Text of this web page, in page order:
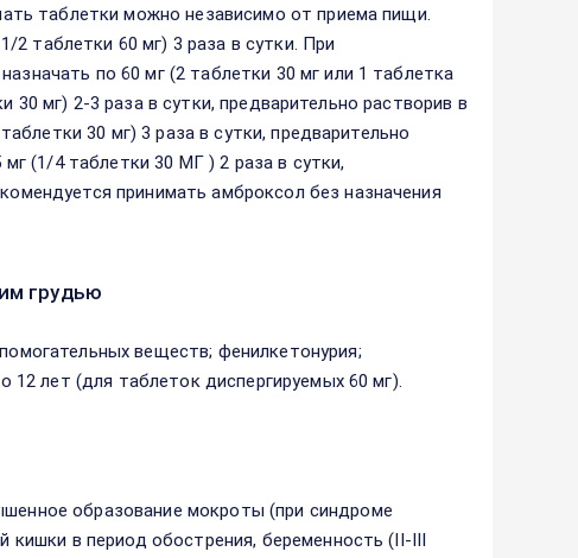
таблетки можно независимо от приема пищи.
2 таблетки 60 мг) 3 раза в сутки. При
по 60 мг (2 таблетки 30 мг или 1 таблетка
мг) 2-3 раза в сутки, предварительно растворив в
30 мг) 3 раза в сутки, предварительно
(1/4 таблетки 30 МГ ) 2 раза в сутки,
принимать амброксол без назначения
грудью
веществ; фенилкетонурия;
лет (для таблеток диспергируемых 60 мг).
образование мокроты (при синдроме
кишки в период обострения, беременность (II-III